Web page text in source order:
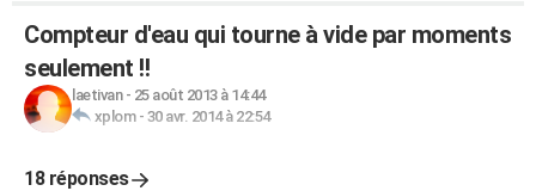
Compteur d'eau qui tourne à vide par moments
seulement !!
laetivan- 25 août 2013 à 14:44
xplom- 30 avr. 2014 à 22:54
18 réponses